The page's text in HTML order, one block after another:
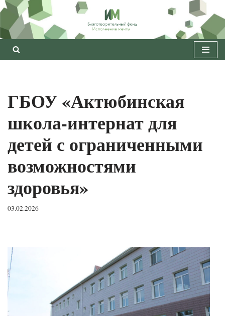
Перейти
к
содержимому
ГБОУ «Актюбинская
школа-интернат для
детей с ограниченными
возможностями
здоровья»
03.02.2026